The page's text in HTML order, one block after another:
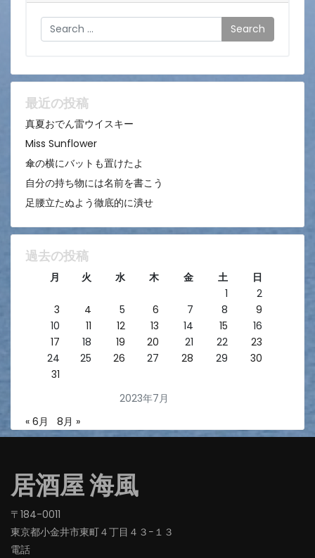
Search
最近の投稿
真夏おでん雷ウイスキー
Miss Sunflower
傘の横にバットも置けたよ
自分の持ち物には名前を書こう
足腰立たぬよう徹底的に潰せ
過去の投稿
2023年7月
月 火 水 木 金 土
日
1
2
3
4 5 6 7 8
9
10
11 12 13 14 15
16
17
18 19 20 21 22
23
24
25 26 27 28 29
30
31
« 6月 8月 »
居酒屋 海風
〒184-0011
東京都小金井市東町４丁目４３−１３
電話